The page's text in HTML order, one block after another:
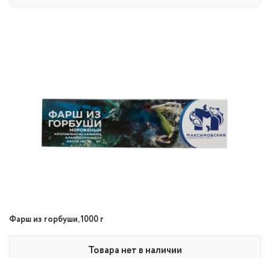
Фарш из горбуши, 1000 г
Товара нет в наличии